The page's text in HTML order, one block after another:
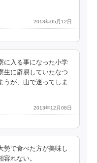
2013年05月12日
に入る事になった小学
生に辟易していたなつ
うが、山で迷ってしま
2013年12月08日
勢で食べた方が美味し
れない。